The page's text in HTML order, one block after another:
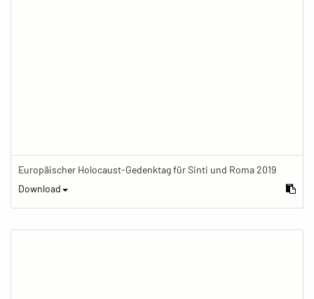
Europäischer Holocaust-Gedenktag für Sinti und Roma 2019
Download